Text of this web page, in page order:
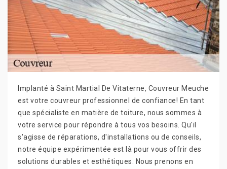
Implanté à Saint Martial De Vitaterne, Couvreur Meuche
est votre couvreur professionnel de confiance! En tant
que spécialiste en matière de toiture, nous sommes à
votre service pour répondre à tous vos besoins. Qu'il
s'agisse de réparations, d'installations ou de conseils,
notre équipe expérimentée est là pour vous offrir des
solutions durables et esthétiques. Nous prenons en